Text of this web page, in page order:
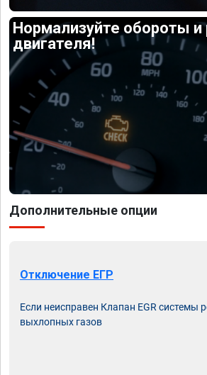
Нормализуйте обороты и
двигателя!
Дополнительные опции
Отключение ЕГР
Если неисправен Клапан EGR системы
выхлопных газов